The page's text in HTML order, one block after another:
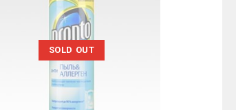
SOLD OUT